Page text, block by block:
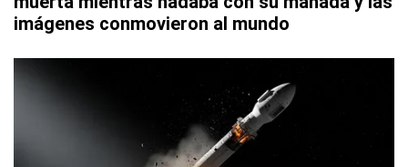
imágenes conmovieron al mundo